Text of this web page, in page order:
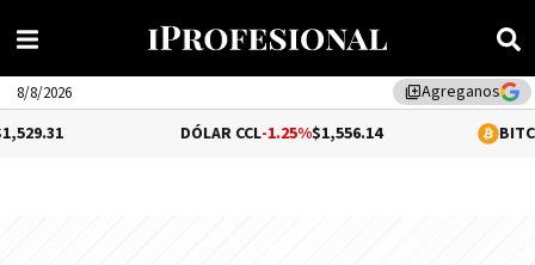
library_addAgreganos
8/8/2026
-1.25%$1,556.14 -0.02%